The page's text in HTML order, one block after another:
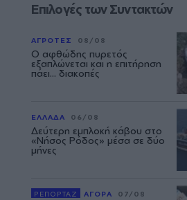
Επιλογές των Συντακτών
ΑΓΡΟΤΕΣ 08/08
Ο αφθώδης πυρετός
εξαπλώνεται και η επιτήρηση
πάει... διακοπές
ΕΛΛΑΔΑ 06/08
Δεύτερη εμπλοκή κάβου στο
«Νήσος Ρόδος» μέσα σε δύο
μήνες
ΡΕΠΟΡΤΑΖ ΑΓΟΡΑ 07/08